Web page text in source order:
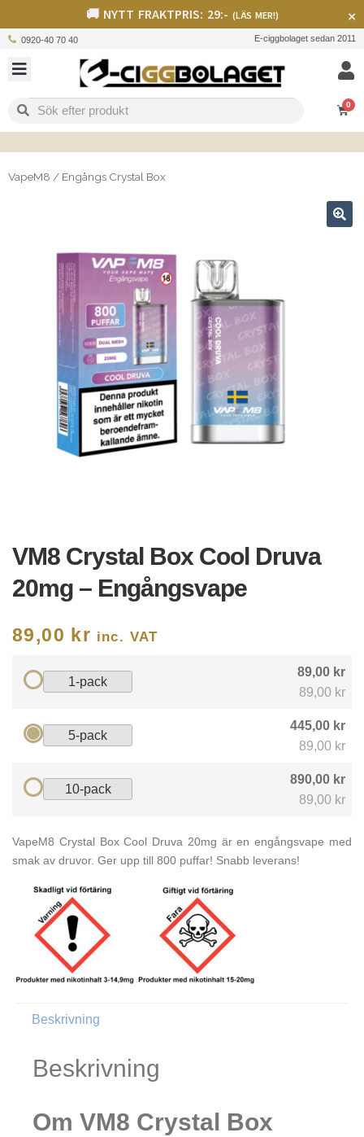
🚚 NYTT FRAKTPRIS: 29:- (LÄS MER!) ×
0920-40 70 40 E-ciggbolaget sedan 2011
0
VapeM8 / Engångs Crystal Box
VM8 Crystal Box Cool Druva
20mg – Engångsvape
89,00 kr inc. VAT
1-pack
89,00 kr
89,00 kr
5-pack
445,00 kr
89,00 kr
10-pack
890,00 kr
89,00 kr
VapeM8 Crystal Box Cool Druva 20mg är en engångsvape med
smak av druvor. Ger upp till 800 puffar! Snabb leverans!
Beskrivning
Beskrivning
Om VM8 Crystal Box